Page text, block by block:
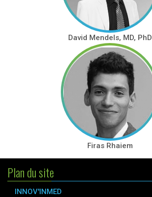
David Mendels, MD, PhD
Firas Rhaiem
Plan du site
INNOV'INMED